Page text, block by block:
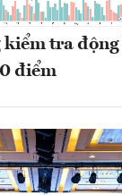
tra
điểm